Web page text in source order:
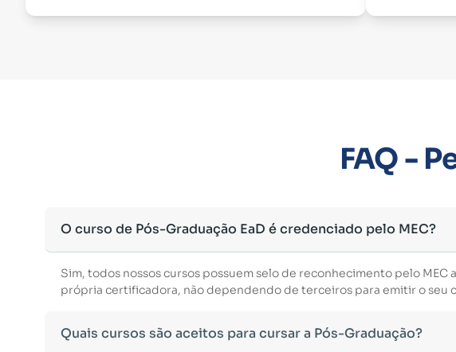
FAQ -
O curso de Pós-Graduação EaD é credenciado pelo MEC?
Sim, todos nossos cursos possuem selo de reconhecimento pelo MEC
própria certificadora, não dependendo de terceiros para emitir o seu
Quais cursos são aceitos para cursar a Pós-Graduação?